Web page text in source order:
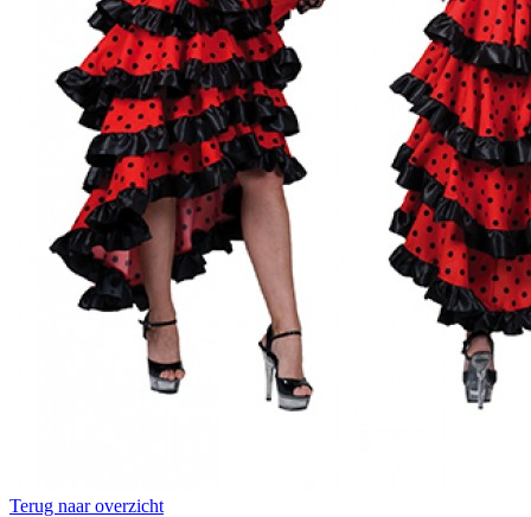
Terug naar overzicht